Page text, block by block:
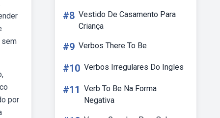
sem
por
#8 Vestido De Casamento Para
Criança
#9 Verbos There To Be
#10 Verbos Irregulares Do Ingles
#11 Verb To Be Na Forma
Negativa